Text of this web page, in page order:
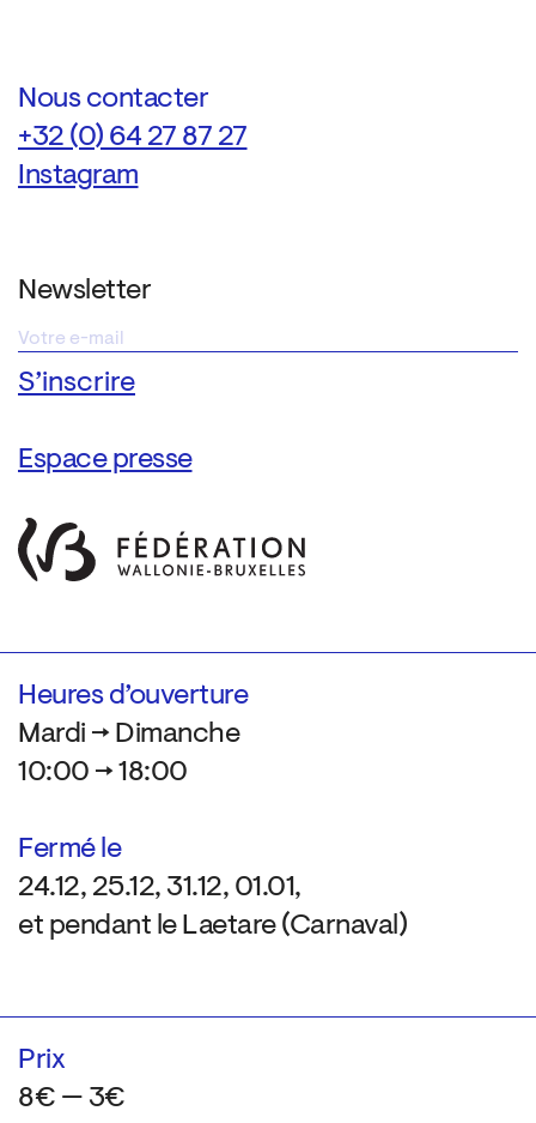
Nous contacter
+32 (0) 64 27 87 27
Instagram
Newsletter
Espace presse
Heures d’ouverture
Mardi → Dimanche
10:00 → 18:00
Fermé le
24.12, 25.12, 31.12, 01.01,
et pendant le Laetare (Carnaval)
Prix
8€ — 3€